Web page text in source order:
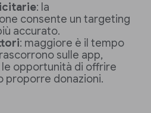
: la
consente un targeting
accurato.
: maggiore è il tempo
sulle app,
opportunità di offrire
proporre donazioni.